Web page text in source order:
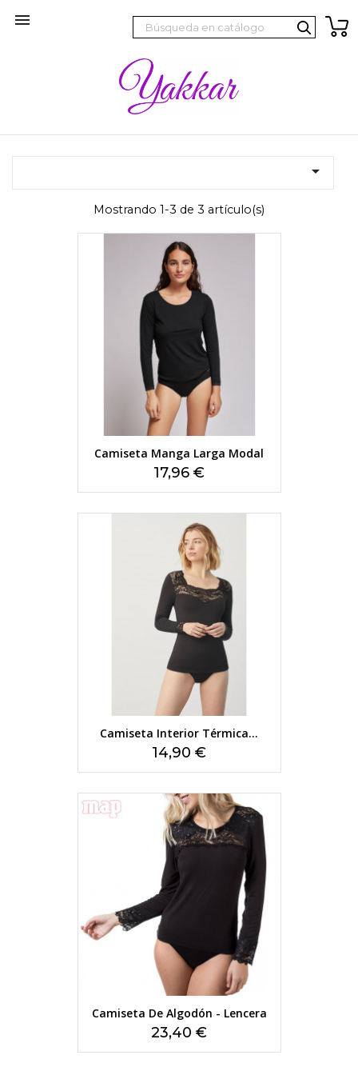


Mostrando 1-3 de 3 artículo(s)
Camiseta Manga Larga Modal
Precio
17,96 €
Camiseta Interior Térmica...
Precio
14,90 €
Camiseta De Algodón - Lencera
Precio
23,40 €